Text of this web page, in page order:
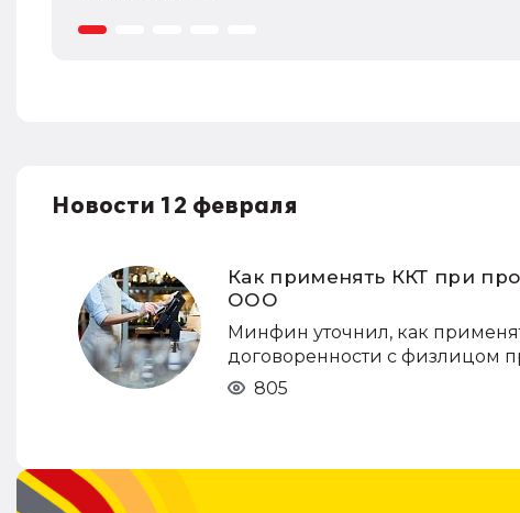
Новости 12 февраля
Как применять ККТ при
ООО
Минфин уточнил, как
договоренности с физлицом
805